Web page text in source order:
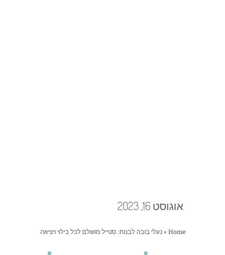
אוגוסט 16, 2023
Home
» נעלי בובה לבנות: סטייל מושלם לכל בילוי ויציאה